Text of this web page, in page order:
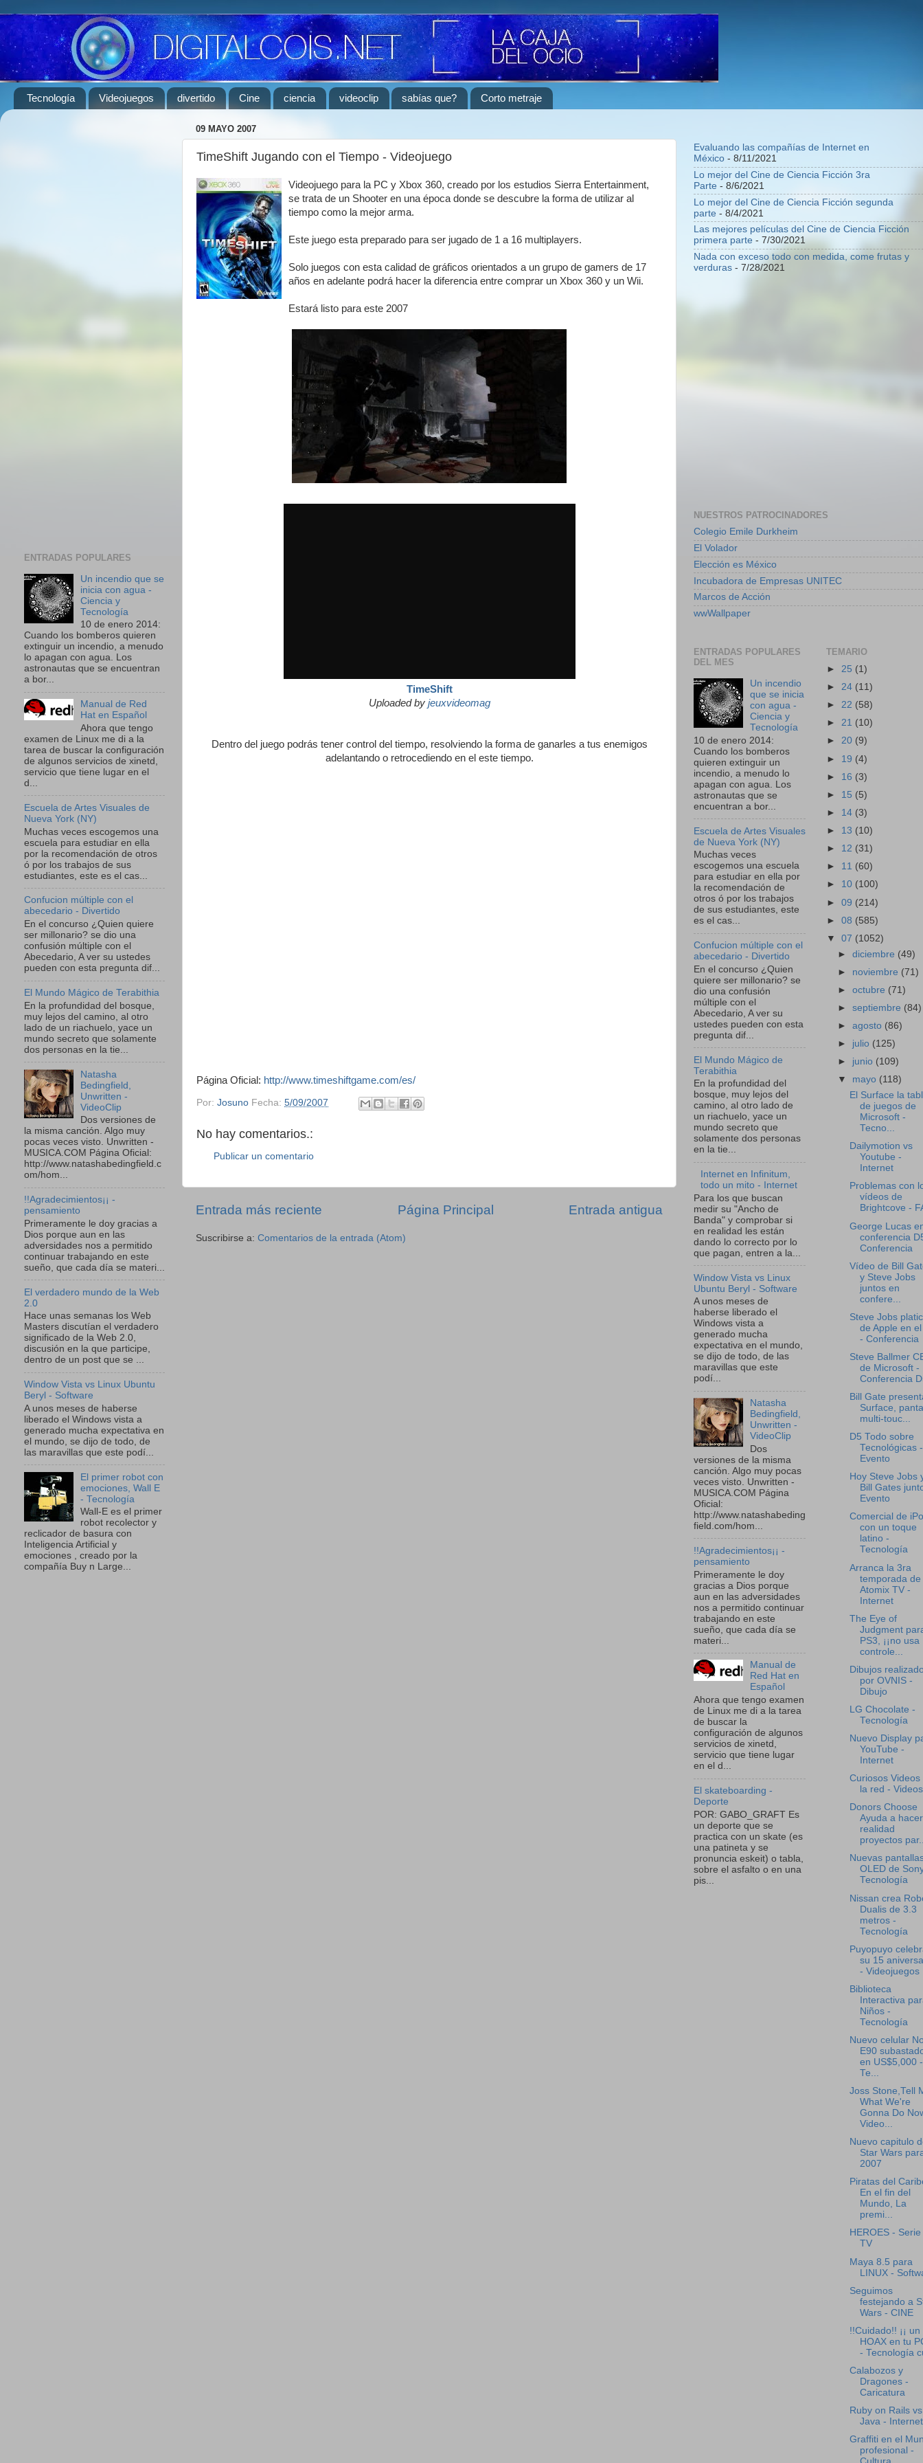
Tecnología Videojuegos divertido Cine ciencia videoclip sabías que? Corto metraje
09 MAYO 2007
TimeShift Jugando con el Tiempo - Videojuego
Videojuego para la PC y Xbox 360, creado por los estudios Sierra Entertainment,
se trata de un Shooter en una época donde se descubre la forma de utilizar al
tiempo como la mejor arma.
Este juego esta preparado para ser jugado de 1 a 16 multiplayers.
Solo juegos con esta calidad de gráficos orientados a un grupo de gamers de 17
años en adelante podrá hacer la diferencia entre comprar un Xbox 360 y un Wii.
Estará listo para este 2007
TimeShift
Uploaded by jeuxvideomag
Dentro del juego podrás tener control del tiempo, resolviendo la forma de ganarles a tus enemigos
adelantando o retrocediendo en el este tiempo.
Página Oficial: http://www.timeshiftgame.com/es/
Por: Josuno Fecha: 5/09/2007
No hay comentarios.:
Publicar un comentario
Entrada más reciente Entrada antigua
Página Principal
Suscribirse a: Comentarios de la entrada (Atom)
ENTRADAS POPULARES
Un incendio que se
inicia con agua -
Ciencia y
Tecnología
10 de enero 2014:
Cuando los bomberos quieren
extinguir un incendio, a menudo
lo apagan con agua. Los
astronautas que se encuentran
a bor...
Manual de Red
Hat en Español
Ahora que tengo
examen de Linux me di a la
tarea de buscar la configuración
de algunos servicios de xinetd,
servicio que tiene lugar en el
d...
Escuela de Artes Visuales de
Nueva York (NY)
Muchas veces escogemos una
escuela para estudiar en ella
por la recomendación de otros
ó por los trabajos de sus
estudiantes, este es el cas...
Confucion múltiple con el
abecedario - Divertido
En el concurso ¿Quien quiere
ser millonario? se dio una
confusión múltiple con el
Abecedario, A ver su ustedes
pueden con esta pregunta dif...
El Mundo Mágico de Terabithia
En la profundidad del bosque,
muy lejos del camino, al otro
lado de un riachuelo, yace un
mundo secreto que solamente
dos personas en la tie...
Natasha
Bedingfield,
Unwritten -
VideoClip
Dos versiones de
la misma canción. Algo muy
pocas veces visto. Unwritten -
MUSICA.COM Página Oficial:
http://www.natashabedingfield.c
om/hom...
!!Agradecimientos¡¡ -
pensamiento
Primeramente le doy gracias a
Dios porque aun en las
adversidades nos a permitido
continuar trabajando en este
sueño, que cada día se materi...
El verdadero mundo de la Web
2.0
Hace unas semanas los Web
Masters discutían el verdadero
significado de la Web 2.0,
discusión en la que participe,
dentro de un post que se ...
Window Vista vs Linux Ubuntu
Beryl - Software
A unos meses de haberse
liberado el Windows vista a
generado mucha expectativa en
el mundo, se dijo de todo, de
las maravillas que este podí...
El primer robot con
emociones, Wall E
- Tecnología
Wall-E es el primer
robot recolector y
reclicador de basura con
Inteligencia Artificial y
emociones , creado por la
compañía Buy n Large...
Evaluando las compañías de Internet en
México - 8/11/2021
Lo mejor del Cine de Ciencia Ficción 3ra
Parte - 8/6/2021
Lo mejor del Cine de Ciencia Ficción segunda
parte - 8/4/2021
Las mejores películas del Cine de Ciencia Ficción
primera parte - 7/30/2021
Nada con exceso todo con medida, come frutas y
verduras - 7/28/2021
NUESTROS PATROCINADORES
Colegio Emile Durkheim
El Volador
Elección es México
Incubadora de Empresas UNITEC
Marcos de Acción
wwWallpaper
ENTRADAS POPULARES
DEL MES
Un incendio
que se inicia
con agua -
Ciencia y
Tecnología
10 de enero 2014:
Cuando los bomberos
quieren extinguir un
incendio, a menudo lo
apagan con agua. Los
astronautas que se
encuentran a bor...
Escuela de Artes Visuales
de Nueva York (NY)
Muchas veces
escogemos una escuela
para estudiar en ella por
la recomendación de
otros ó por los trabajos
de sus estudiantes, este
es el cas...
Confucion múltiple con el
abecedario - Divertido
En el concurso ¿Quien
quiere ser millonario? se
dio una confusión
múltiple con el
Abecedario, A ver su
ustedes pueden con esta
pregunta dif...
El Mundo Mágico de
Terabithia
En la profundidad del
bosque, muy lejos del
camino, al otro lado de
un riachuelo, yace un
mundo secreto que
solamente dos personas
en la tie...
Internet en Infinitum,
todo un mito - Internet
Para los que buscan
medir su "Ancho de
Banda" y comprobar si
en realidad les están
dando lo correcto por lo
que pagan, entren a la...
Window Vista vs Linux
Ubuntu Beryl - Software
A unos meses de
haberse liberado el
Windows vista a
generado mucha
expectativa en el mundo,
se dijo de todo, de las
maravillas que este
podí...
Natasha
Bedingfield,
Unwritten -
VideoClip
Dos
versiones de la misma
canción. Algo muy pocas
veces visto. Unwritten -
MUSICA.COM Página
Oficial:
http://www.natashabeding
field.com/hom...
!!Agradecimientos¡¡ -
pensamiento
Primeramente le doy
gracias a Dios porque
aun en las adversidades
nos a permitido continuar
trabajando en este
sueño, que cada día se
materi...
Manual de
Red Hat en
Español
Ahora que tengo examen
de Linux me di a la tarea
de buscar la
configuración de algunos
servicios de xinetd,
servicio que tiene lugar
en el d...
El skateboarding -
Deporte
POR: GABO_GRAFT Es
un deporte que se
practica con un skate (es
una patineta y se
pronuncia eskeit) o tabla,
sobre el asfalto o en una
pis...
TEMARIO
► 25 (1)
► 24 (11)
► 22 (58)
► 21 (10)
► 20 (9)
► 19 (4)
► 16 (3)
► 15 (5)
► 14 (3)
► 13 (10)
► 12 (31)
► 11 (60)
► 10 (100)
► 09 (214)
► 08 (585)
▼ 07 (1052)
►diciembre (49)
► noviembre (71)
►octubre (71)
►septiembre (84)
►agosto (86)
► julio (125)
► junio (109)
▼ mayo (118)
El Surface la
de juegos de
Microsoft -
Tecno...
Dailymotion vs
Youtube -
Internet
Problemas con
vídeos de
Brightcove -
George Lucas
conferencia
Conferencia
Vídeo de Bill
y Steve Jobs
juntos en
confere...
Steve Jobs
de Apple en
- Conferencia
Steve Ballmer
de Microsoft -
Conferencia
Bill Gate
Surface,
multi-touc...
D5 Todo sobre
Tecnológicas -
Evento
Hoy Steve Jobs
Bill Gates
Evento
Comercial de
con un toque
latino -
Tecnología
Arranca la 3ra
temporada de
Atomix TV -
Internet
The Eye of
Judgment
PS3, ¡¡no usa
controle...
Dibujos
por OVNIS -
Dibujo
LG Chocolate -
Tecnología
Nuevo Display
YouTube -
Internet
Curiosos Videos
la red - Videos
Donors Choose
Ayuda a hacer
realidad
proyectos
Nuevas
OLED de
Tecnología
Nissan crea
Dualis de 3.3
metros -
Tecnología
Puyopuyo
su 15
- Videojuegos
Biblioteca
Interactiva
Niños -
Tecnología
Nuevo celular
E90
en US$5,000 -
Te...
Joss Stone,Tell
What We're
Gonna Do
Video...
Nuevo capitulo
Star Wars
2007
Piratas del
En el fin del
Mundo, La
premi...
HEROES -
TV
Maya 8.5 para
LINUX -
Seguimos
festejando a
Wars - CINE
!!Cuidado!! ¡¡ un
HOAX en tu
- Tecnología
Calabozos y
Dragones -
Caricatura
Ruby on Rails vs
Java - Internet
Graffiti en el
profesional -